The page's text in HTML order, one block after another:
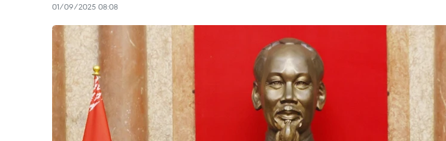
01/09/2025 08:08